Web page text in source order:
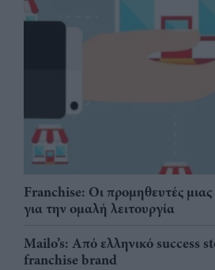
Franchise: Οι προμηθευτές μιας
για την ομαλή λειτουργία
Mailo’s: Από ελληνικό success
franchise brand